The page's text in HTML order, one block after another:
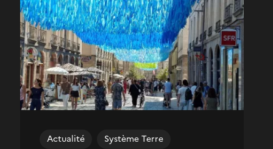
Actualité Système Terre